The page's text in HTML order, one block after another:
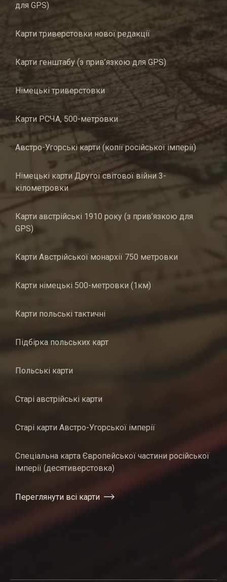
для GPS)
Карти триверстовки нової редакції
Карти генштабу (з прив’язкою для GPS)
Німецькі триверстовки
Карти РСЧА, 500-метровки
Австро-Угорські карти (копії російської імперії)
Німецькі карти Другої світової війни 3-
кілометровки
Карти австрійські 1910 року (з прив’язкою для
GPS)
Карти Австрійської монархії 750 метровки
Карти німецькі 500-метровки (1км)
Карти польські тактичні
Підбірка польських карт
Польські карти
Старі австрійські карти
Старі карти Австро-Угорської імперії
Спеціальна карта Європейської частини російської
імперії (десятиверстовка)
Переглянути всі карти